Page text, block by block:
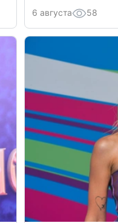
6 августа 58